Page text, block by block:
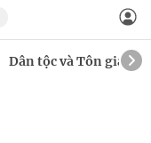
Dân tộc và Tôn giáo